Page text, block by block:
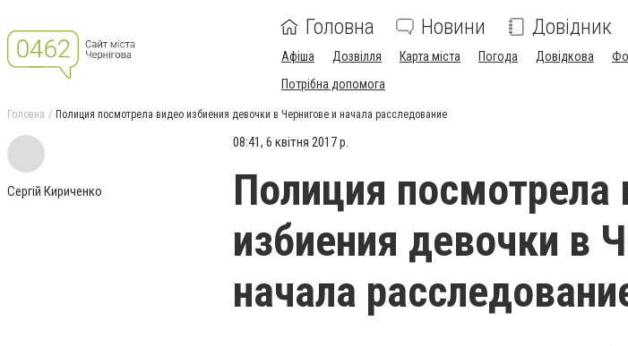
Головна Новини Довідник
Афіша Дозвілля Карта міста Погода Довідкова
Потрібна допомога
Головна Полиция посмотрела видео избиения девочки в Чернигове и начала расследование
Сергій Кириченко
08:41, 6 квітня 2017 р.
Полиция посмотрела
избиения девочки в
начала